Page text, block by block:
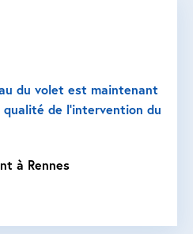
du volet est maintenant
qualité de l’intervention du
à Rennes